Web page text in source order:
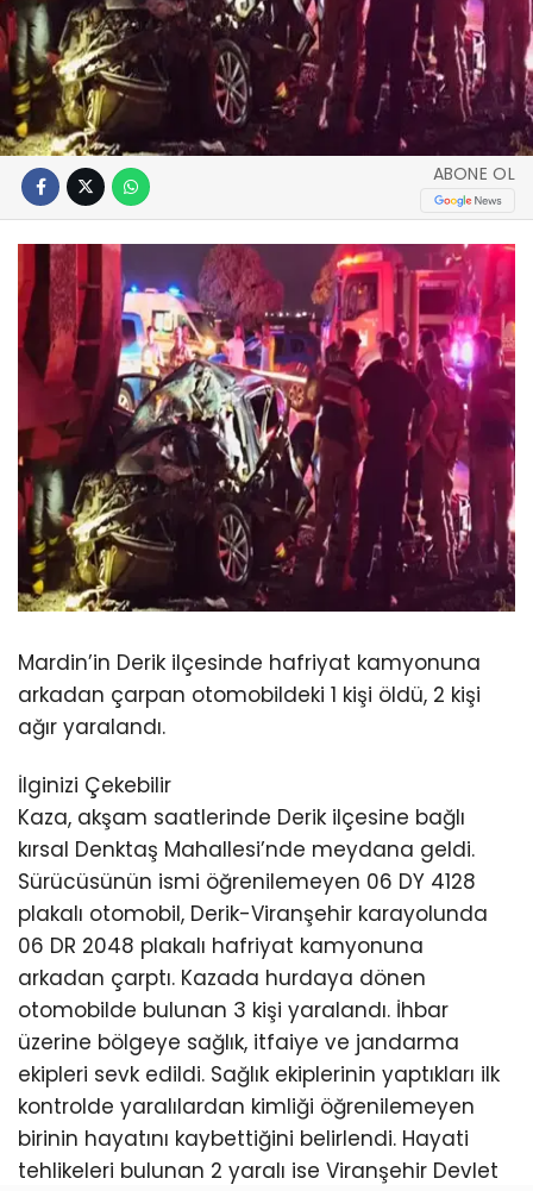
ABONE OL
Mardin’in Derik ilçesinde hafriyat kamyonuna
arkadan çarpan otomobildeki 1 kişi öldü, 2 kişi
ağır yaralandı.
İlginizi Çekebilir
Kaza, akşam saatlerinde Derik ilçesine bağlı
kırsal Denktaş Mahallesi’nde meydana geldi.
Sürücüsünün ismi öğrenilemeyen 06 DY 4128
plakalı otomobil, Derik-Viranşehir karayolunda
06 DR 2048 plakalı hafriyat kamyonuna
arkadan çarptı. Kazada hurdaya dönen
otomobilde bulunan 3 kişi yaralandı. İhbar
üzerine bölgeye sağlık, itfaiye ve jandarma
ekipleri sevk edildi. Sağlık ekiplerinin yaptıkları ilk
kontrolde yaralılardan kimliği öğrenilemeyen
birinin hayatını kaybettiğini belirlendi. Hayati
tehlikeleri bulunan 2 yaralı ise Viranşehir Devlet